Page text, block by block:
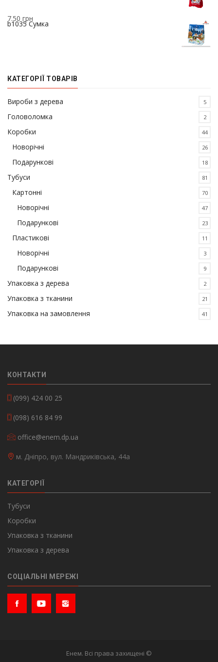
b1035 Сумка
7.50 грн
КАТЕГОРІЇ ТОВАРІВ
Вироби з дерева 5
Головоломка 2
Коробки 44
Новорічні 26
Подарункові 18
Тубуси 81
Картонні 70
Новорічні 47
Подарункові 23
Пластикові 11
Новорічні 3
Подарункові 9
Упаковка з дерева 2
Упаковка з тканини 21
Упаковка на замовлення 41
КОНТАКТИ
(099) 424 00 25
(098) 616 84 99
office@enem.dp.ua
м. Дніпро, вул. Мандриківська, 44а
КАТЕГОРІЇ
Тубуси
Коробки
Упаковка з тканини
Упаковка з дерева
СОЦІАЛЬНІ МЕРЕЖІ
Енем. Всі права захищені ©